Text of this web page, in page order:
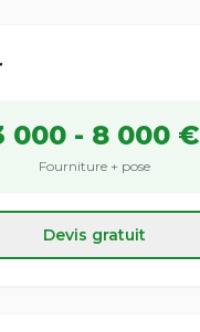
000 - 8 000 €
Fourniture + pose
Devis gratuit